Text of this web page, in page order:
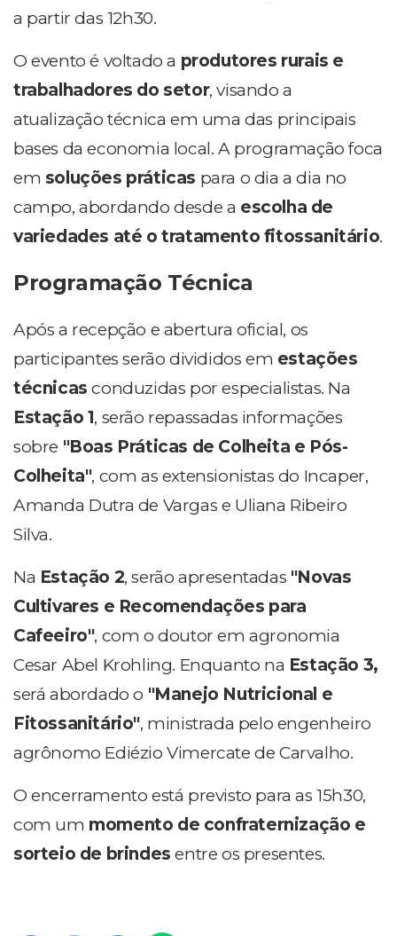
a partir das 12h30.
O evento é voltado a produtores rurais e
trabalhadores do setor, visando a
atualização técnica em uma das principais
bases da economia local. A programação foca
em soluções práticas para o dia a dia no
campo, abordando desde a escolha de
variedades até o tratamento fitossanitário.
Programação Técnica
Após a recepção e abertura oficial, os
participantes serão divididos em estações
técnicas conduzidas por especialistas. Na
Estação 1, serão repassadas informações
sobre "Boas Práticas de Colheita e Pós-
Colheita", com as extensionistas do Incaper,
Amanda Dutra de Vargas e Uliana Ribeiro
Silva.
Na Estação 2, serão apresentadas "Novas
Cultivares e Recomendações para
Cafeeiro", com o doutor em agronomia
Cesar Abel Krohling. Enquanto na Estação 3,
será abordado o "Manejo Nutricional e
Fitossanitário", ministrada pelo engenheiro
agrônomo Ediézio Vimercate de Carvalho.
O encerramento está previsto para as 15h30,
com um momento de confraternização e
sorteio de brindes entre os presentes.